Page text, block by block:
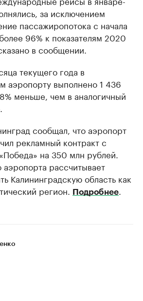
за исключением
пассажиропотока с начала
96% к показателям 2020
в сообщении.
текущего года в
аэропорту выполнено 1 436
меньше, чем в аналогичный
сообщал, что аэропорт
рекламный контракт с
на 350 млн рублей.
аэропорта рассчитывает
Калининградскую область как
регион.
Подробнее